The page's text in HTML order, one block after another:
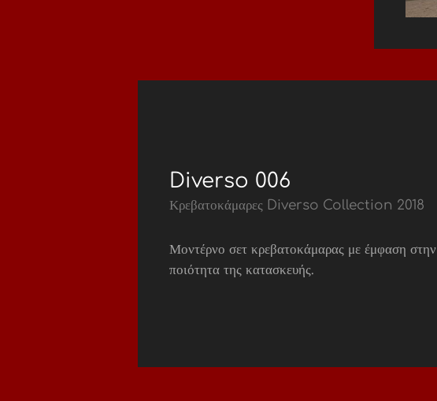
Diverso 006
Κρεβατοκάμαρες Diverso Collection 2018
Μοντέρνο σετ κρεβατοκάμαρας με έμφαση στην
ποιότητα της κατασκευής.